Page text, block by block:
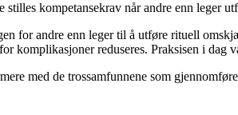
stilles kompetansekrav når andre enn leger
for andre enn leger til å utføre rituell
komplikasjoner reduseres. Praksisen i dag
med de trossamfunnene som